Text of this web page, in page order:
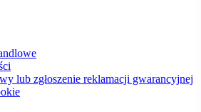
lub zgłoszenie reklamacji gwarancyjnej